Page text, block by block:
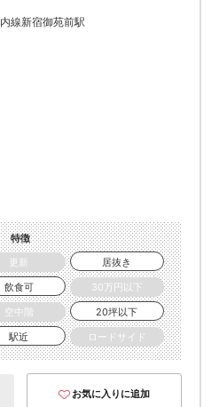
線新宿御苑前駅
特徴
更新
居抜き
飲食可
30万円以下
空中階
20坪以下
駅近 ロードサイド
お気に入りに追加